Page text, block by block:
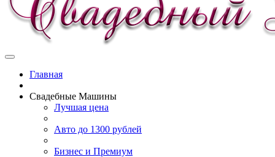
Главная
Свадебные Машины
Лучшая цена
Авто до 1300 рублей
Бизнес и Премиум